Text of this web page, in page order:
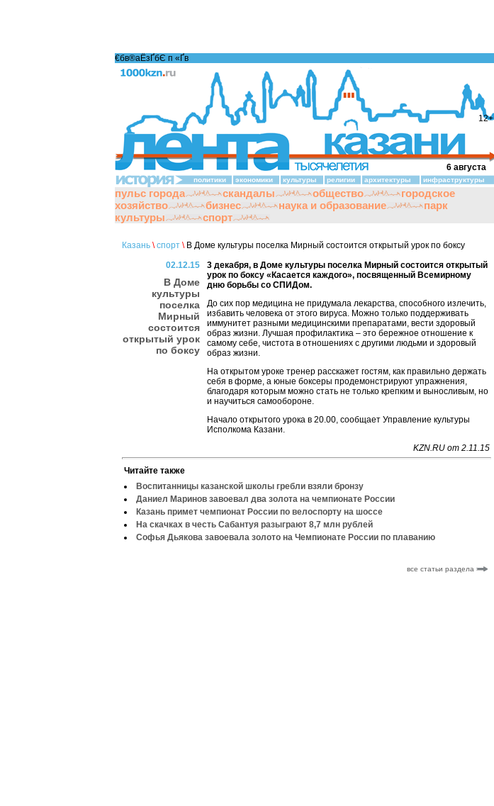
12+
€бв®аЁзҐбЄ п «Ґ­в
6 августа
политики экономики культуры религии архитектуры инфраструктуры
пульс города скандалы общество
городское
хозяйство
бизнес наука и образование
парк
культуры
спорт
Казань \ спорт \В Доме культуры поселка Мирный состоится открытый урок по боксу
02.12.15
В Доме
культуры
поселка
Мирный
состоится
открытый урок
по боксу
3 декабря, в Доме культуры поселка Мирный состоится открытый
урок по боксу «Касается каждого», посвященный Всемирному
дню борьбы со СПИДом.
До сих пор медицина не придумала лекарства, способного излечить,
избавить человека от этого вируса. Можно только поддерживать
иммунитет разными медицинскими препаратами, вести здоровый
образ жизни. Лучшая профилактика – это бережное отношение к
самому себе, чистота в отношениях с другими людьми и здоровый
образ жизни.
На открытом уроке тренер расскажет гостям, как правильно держать
себя в форме, а юные боксеры продемонстрируют упражнения,
благодаря которым можно стать не только крепким и выносливым, но
и научиться самообороне.
Начало открытого урока в 20.00, сообщает Управление культуры
Исполкома Казани.
KZN.RU от 2.11.15
Читайте также
Воспитанницы казанской школы гребли взяли бронзу
Даниел Маринов завоевал два золота на чемпионате России
Казань примет чемпионат России по велоспорту на шоссе
На скачках в честь Сабантуя разыграют 8,7 млн рублей
Софья Дьякова завоевала золото на Чемпионате России по плаванию
все статьи раздела